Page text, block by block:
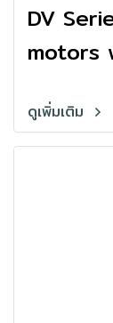
DV
motors
ดูเพิ่มเติม